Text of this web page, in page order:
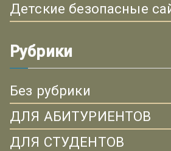
Детские безопасные
Рубрики
Без рубрики
ДЛЯ АБИТУРИЕНТОВ
ДЛЯ СТУДЕНТОВ